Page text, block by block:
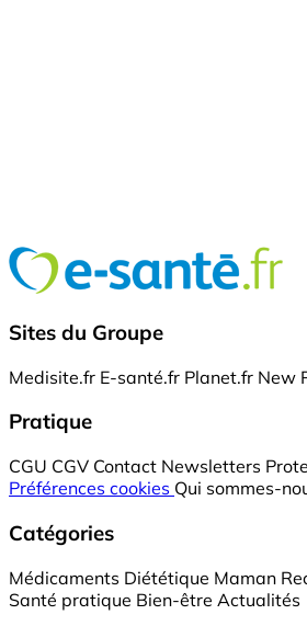
Sites du Groupe
Medisite.fr E-santé.fr Planet.fr New
Pratique
CGU CGV Contact Newsletters
Préférences cookies Qui sommes-
Catégories
Médicaments Diététique Maman
Santé pratique Bien-être Actualités